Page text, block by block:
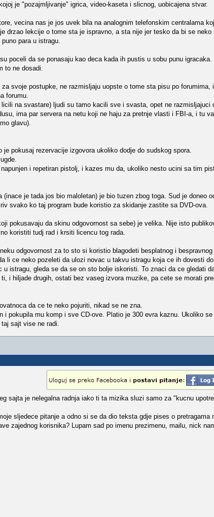
je "pozajmljivanje" igrica, video-kaseta i slicnog, uobicajena stvar.
vecina nas je jos uvek bila na analognim telefonskim centralama
drzao lekcije o tome sta je ispravno, a sta nije jer tesko da bi se neko
para u istragu.
poceli da se ponasaju kao deca kada ih pustis u sobu punu
to ne dosadi.
svoje postupke, ne razmisljaju uopste o tome sta pisu po forumima,
forumu.
na svastare) ljudi su tamo kacili sve i svasta, opet ne razmisljajuci
ima par servera na netu koji ne haju za pretnje vlasti i FBI-a, i tu
glavu).
pokusaj rezervacije izgovora ukoliko dodje do sudskog spora.
i repetiran pistolj, i kazes mu da, ukoliko nesto ucini sa tim
je tada jos bio maloletan) je bio tuzen zbog toga. Sud je doneo
svako ko taj program bude koristio za skidanje zastite sa DVD-ova.
pokusavaju da skinu odgovornost sa sebe) je velika. Nije isto
koristiti tudj rad i krsiti licencu tog rada.
odgovornost za to sto si koristio blagodeti besplatnog i
li ce neko pozeleti da ulozi novac u takvu istragu koja ce ih dovesti
istragu, gleda se da se on sto bolje iskoristi. To znaci da ce gledati
i hiljade drugih, ostati bez vaseg izvora muzike, pa cete se morati
da ce te neko pojuriti, nikad se ne zna.
i pokupila mu komp i sve CD-ove. Platio je 300 evra kaznu. Ukoliko
sajt vise ne radi.
sajta je nelegalna radnja iako ti ta mizika sluzi samo za "kucnu
sljedece pitanje a odno si se da dio teksta gdje pises o pretragama
zajednog korisnika? Lupam sad po imenu prezimenu, mailu, nick